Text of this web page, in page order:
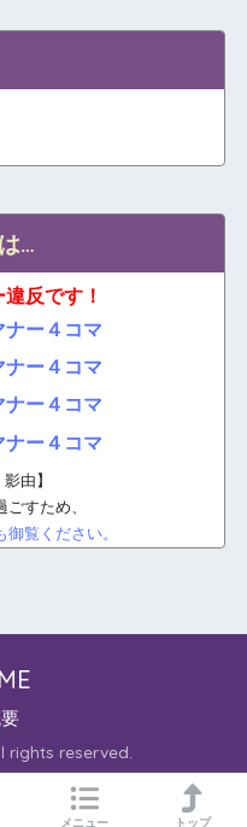
…
反です！
由】
すため、
覧ください。
rights reserved.
メニュー トップ